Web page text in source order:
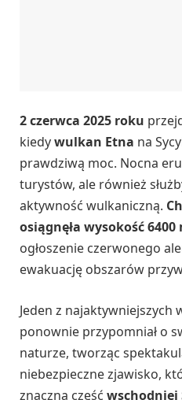
2 czerwca 2025 roku
kiedywulkan Etna na
prawdziwą moc. Nocna
turystów, ale również
aktywność wulkaniczną.
osiągnęła wysokość
ogłoszenie czerwonego
ewakuację obszarów
Jeden z najaktywniejszych
ponownie przypomniał o
naturze, tworząc
niebezpieczne zjawisko,
znaczną część wschodniej